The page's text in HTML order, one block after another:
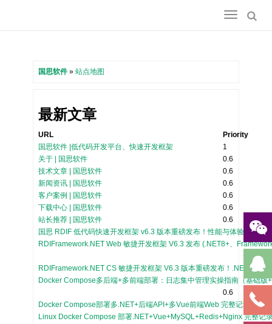
Toggle
国思软件»站点地图
最新文章
URL
Priority
国思软件 |低代码开发平台、快速开发框架
1
关于 | 国思软件
0.6
技术文章 | 国思软件
0.6
新闻资讯 | 国思软件
0.6
客户案例 | 国思软件
0.6
下载中心 | 国思软件
0.6
站长推荐 | 国思软件
0.6
国思 RDIF 低代码快速开发框架 v6.3 版本重磅发布！性能与体验双飞跃
RDIFramework.NET Web 敏捷开发框架 V6.3 发布 (.NET8+、
RDIFramework.NET CS 敏捷开发框架 V6.3 版本重磅发布！
Docker Compose多后端+多前端部署：日志集中管理实操指南（基础版
0.6
Docker Compose部署多.NET+后端API+多Vue前端Web 完整记录（含
Linux Docker Compose 部署.NET+Vue+MySQL+Redis+Nginx 完整记